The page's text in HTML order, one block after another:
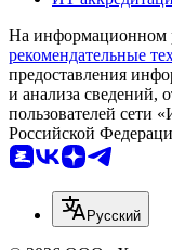
На информационном
рекомендательные
предоставления
и анализа сведений,
пользователей сети
Российской
Русский